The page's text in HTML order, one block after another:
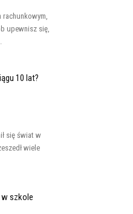
rachunkowym,
upewnisz się,
10 lat?
się świat w
wiele
szkole